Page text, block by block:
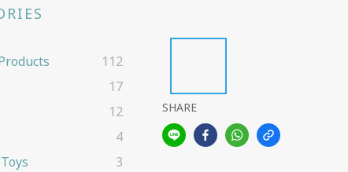
112
17
12
4
3
SHARE